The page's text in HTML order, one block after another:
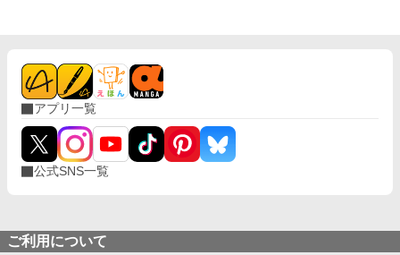
私を悪女に仕立て上げ国外追放をいい渡す。 はぁ〜、一体誰の悪
知恵なんだか？ まぁいいわ。 国外追放喜んでお受けいたします。
けれどどうかお忘れにならないでくださいな？ 全ての責はあなた
にあると言うことを。 後悔しても知りませんわよ。 そう言い残し
て私は毅然とした態度で、内心ルンルンとこの国を去る。 ふふ
っ、これからが楽しみだわ。
アプリ一覧
公式SNS一覧
ご利用について